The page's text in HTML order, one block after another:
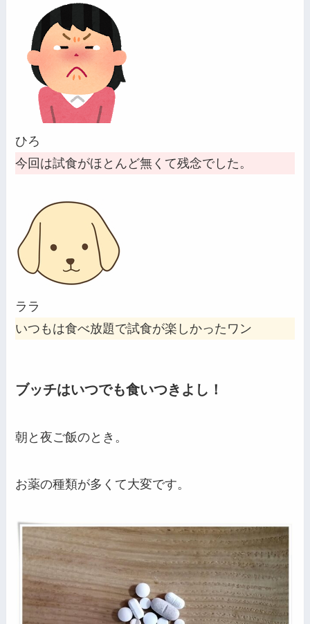
ひろ
今回は試食がほとんど無くて残念でした。
ララ
いつもは食べ放題で試食が楽しかったワン
ブッチはいつでも食いつきよし！
朝と夜ご飯のとき。
お薬の種類が多くて大変です。